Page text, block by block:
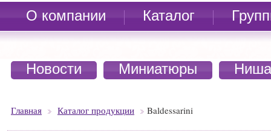
О компании Каталог
Новости Миниатюры
Главная Каталог продукции Baldessarini